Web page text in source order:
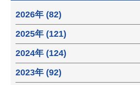
2026年 (82)
2025年 (121)
2024年 (124)
2023年 (92)